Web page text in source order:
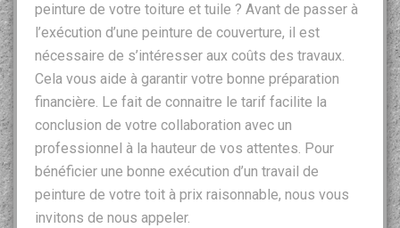
peinture de votre toiture et tuile ? Avant de passer à
l’exécution d’une peinture de couverture, il est
nécessaire de s’intéresser aux coûts des travaux.
Cela vous aide à garantir votre bonne préparation
financière. Le fait de connaitre le tarif facilite la
conclusion de votre collaboration avec un
professionnel à la hauteur de vos attentes. Pour
bénéficier une bonne exécution d’un travail de
peinture de votre toit à prix raisonnable, nous vous
invitons de nous appeler.